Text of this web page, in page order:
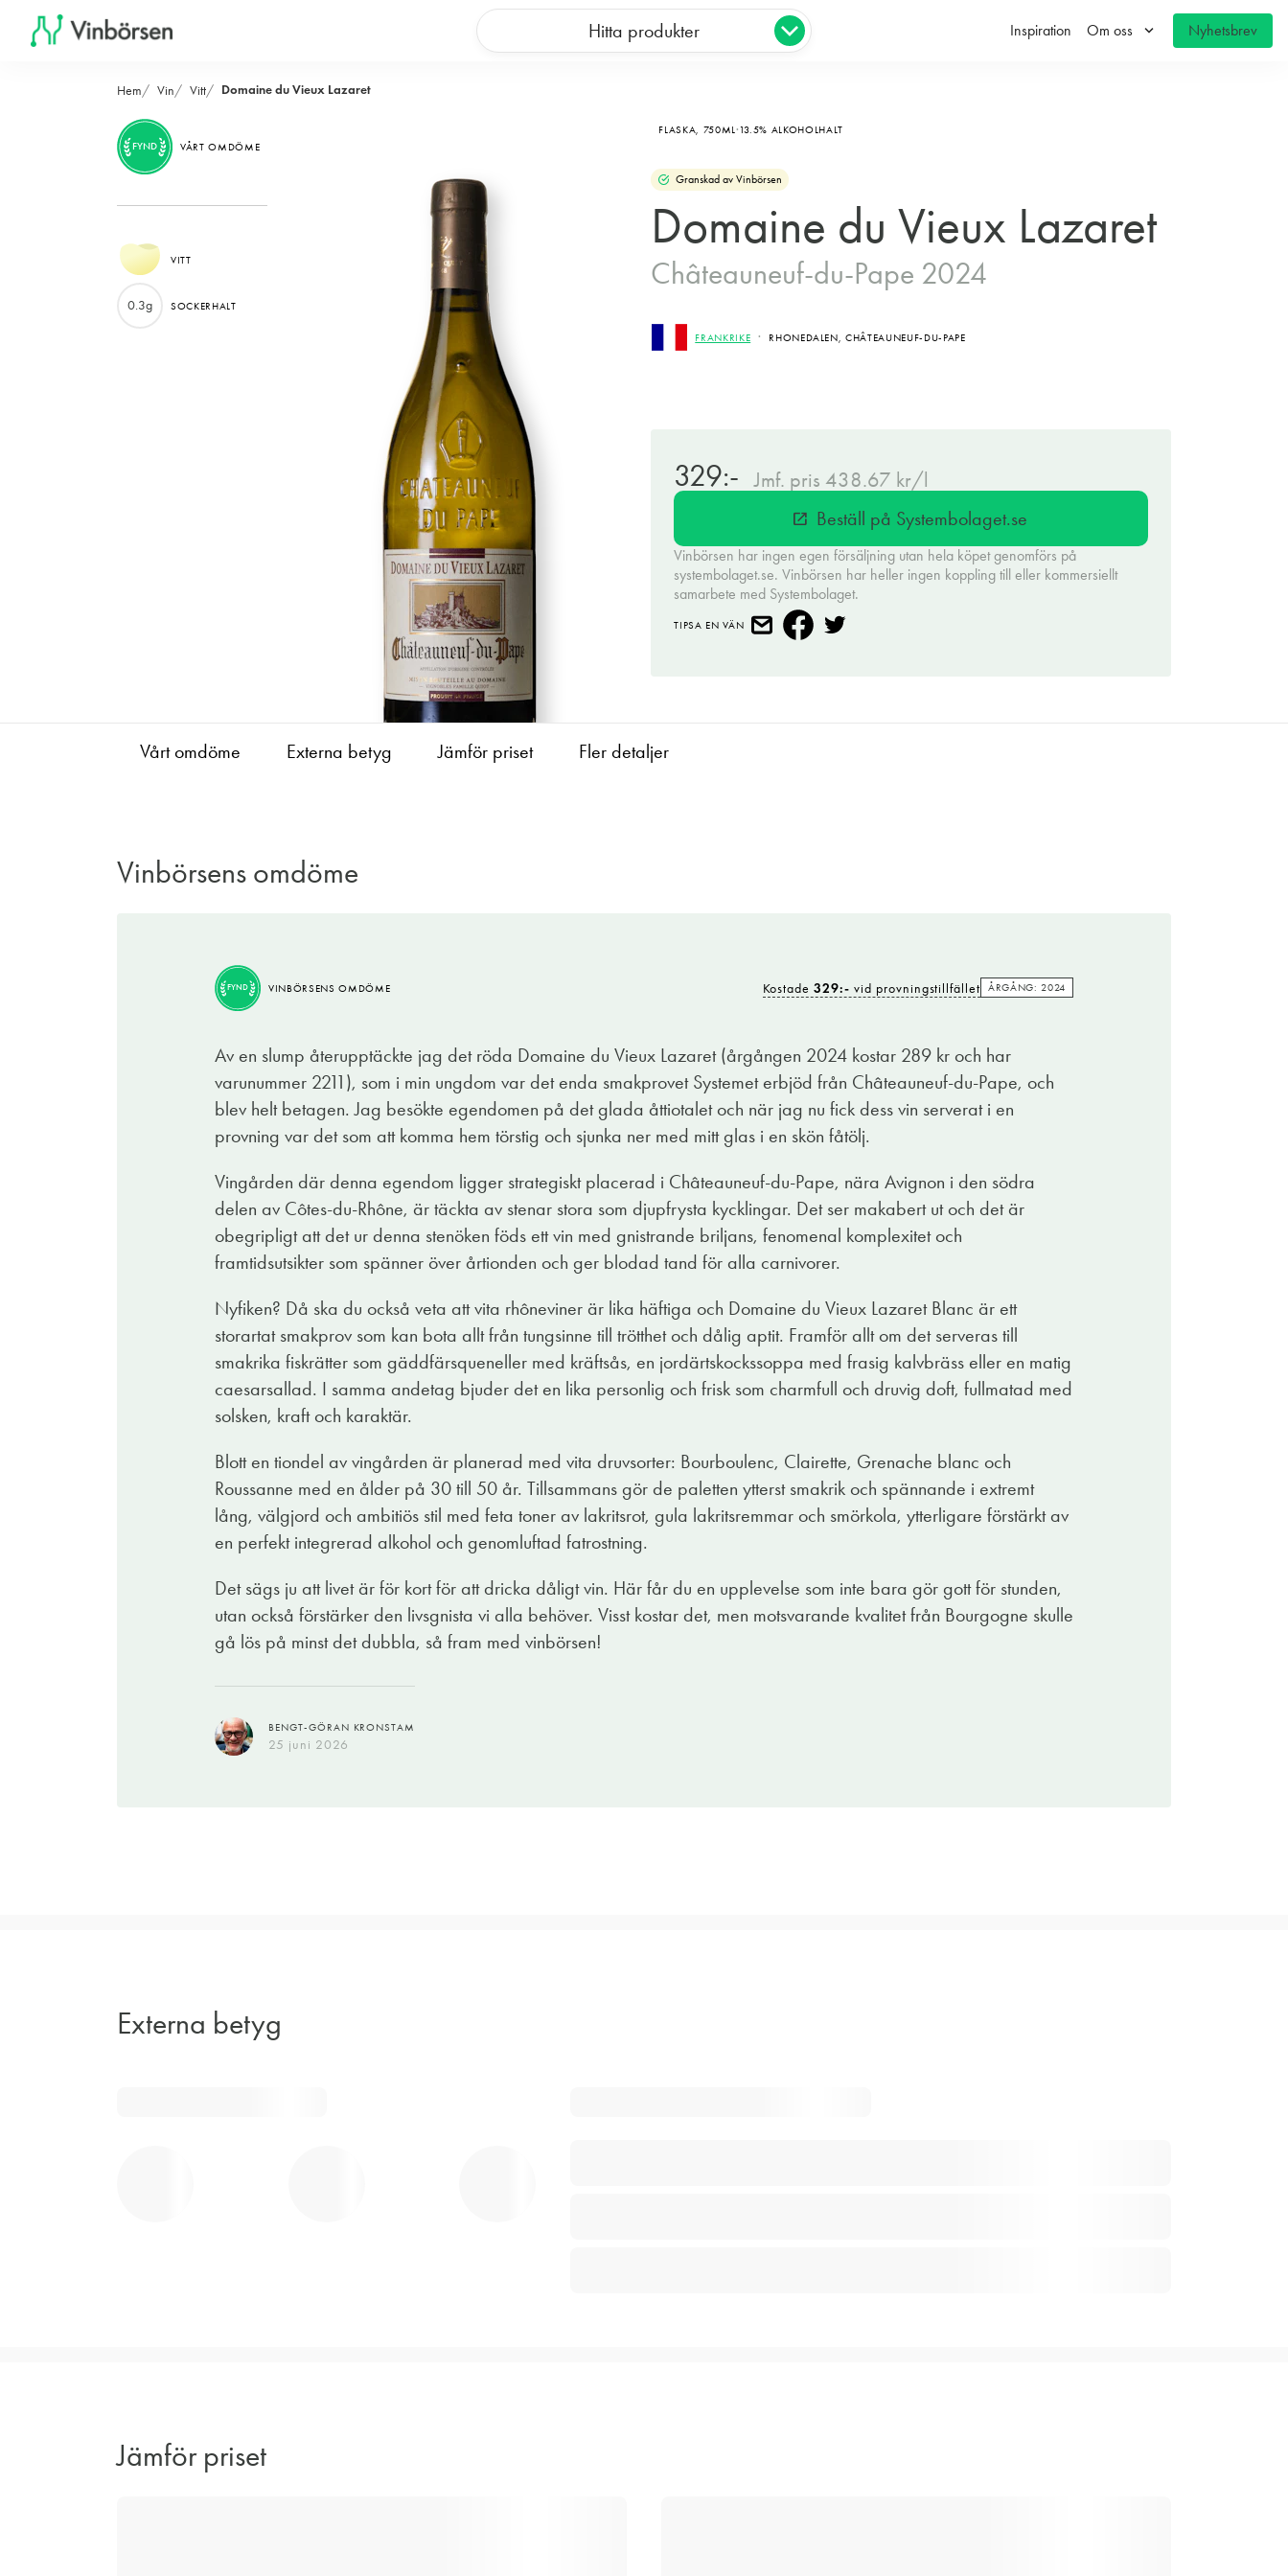
Hitta produkter Inspiration Om oss keyboard_arrow_down Nyhetsbrev
Hem Vin Vitt Domaine du Vieux Lazaret
FLASKA, 750ML 13.5% ALKOHOLHALT
Granskad av Vinbörsen
Domaine du Vieux Lazaret
Châteauneuf-du-Pape 2024
FRANKRIKE RHONEDALEN, CHÂTEAUNEUF-DU-PAPE
FYND VÅRT OMDÖME
VITT
0.3g SOCKERHALT
329:- Jmf. pris 438.67 kr/l
open_in_new Beställ på Systembolaget.se
Vinbörsen har ingen egen försäljning utan hela köpet genomförs på
systembolaget.se. Vinbörsen har heller ingen koppling till eller kommersiellt
samarbete med Systembolaget.
TIPSA EN VÄN
Vårt omdöme Externa betyg Jämför priset Fler detaljer
Vinbörsens omdöme
FYND VINBÖRSENS OMDÖME Kostade329:- vid provningstillfället ÅRGÅNG: 2024
Av en slump återupptäckte jag det röda Domaine du Vieux Lazaret (årgången 2024 kostar 289 kr och har
varunummer 2211), som i min ungdom var det enda smakprovet Systemet erbjöd från Châteauneuf-du-Pape, och
blev helt betagen. Jag besökte egendomen på det glada åttiotalet och när jag nu fick dess vin serverat i en
provning var det som att komma hem törstig och sjunka ner med mitt glas i en skön fåtölj.
Vingården där denna egendom ligger strategiskt placerad i Châteauneuf-du-Pape, nära Avignon i den södra
delen av Côtes-du-Rhône, är täckta av stenar stora som djupfrysta kycklingar. Det ser makabert ut och det är
obegripligt att det ur denna stenöken föds ett vin med gnistrande briljans, fenomenal komplexitet och
framtidsutsikter som spänner över årtionden och ger blodad tand för alla carnivorer.
Nyfiken? Då ska du också veta att vita rhôneviner är lika häftiga och Domaine du Vieux Lazaret Blanc är ett
storartat smakprov som kan bota allt från tungsinne till trötthet och dålig aptit. Framför allt om det serveras till
smakrika fiskrätter som gäddfärsqueneller med kräftsås, en jordärtskockssoppa med frasig kalvbräss eller en matig
caesarsallad. I samma andetag bjuder det en lika personlig och frisk som charmfull och druvig doft, fullmatad med
solsken, kraft och karaktär.
Blott en tiondel av vingården är planerad med vita druvsorter: Bourboulenc, Clairette, Grenache blanc och
Roussanne med en ålder på 30 till 50 år. Tillsammans gör de paletten ytterst smakrik och spännande i extremt
lång, välgjord och ambitiös stil med feta toner av lakritsrot, gula lakritsremmar och smörkola, ytterligare förstärkt av
en perfekt integrerad alkohol och genomluftad fatrostning.
Det sägs ju att livet är för kort för att dricka dåligt vin. Här får du en upplevelse som inte bara gör gott för stunden,
utan också förstärker den livsgnista vi alla behöver. Visst kostar det, men motsvarande kvalitet från Bourgogne skulle
gå lös på minst det dubbla, så fram med vinbörsen!
BENGT-GÖRAN KRONSTAM
25 juni 2026
Externa betyg
Jämför priset